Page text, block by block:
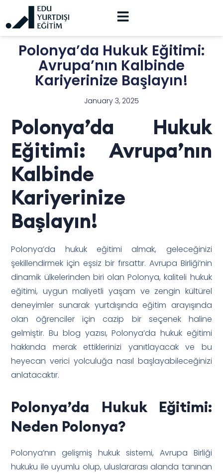
Polonya’da Hukuk Eğitimi:
Avrupa’nın Kalbinde
Kariyerinize Başlayın!
January 3, 2025
Polonya’da Hukuk
Eğitimi: Avrupa’nın
Kalbinde
Kariyerinize
Başlayın!
Polonya’da hukuk eğitimi almak, geleceğinizi
şekillendirmek için eşsiz bir fırsattır. Avrupa Birliği’nin
dinamik ülkelerinden biri olan Polonya, kaliteli hukuk
eğitimi, uygun maliyetli yaşam ve zengin kültürel
deneyimler sunarak yurtdışında eğitim arayışında
olan öğrenciler için cazip bir seçenek haline
gelmiştir. Bu blog yazısı, Polonya’da hukuk eğitimi
hakkında merak ettiklerinizi yanıtlayacak ve bu
heyecan verici yolculuğa nasıl başlayabileceğinizi
anlatacaktır.
Polonya’da Hukuk Eğitimi:
Neden Polonya?
Polonya’nın gelişmiş hukuk sistemi, Avrupa Birliği
hukuku ile uyumlu olup, uluslararası alanda tanınan